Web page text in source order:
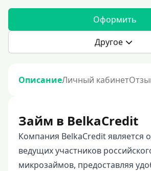
Оформить
Другое
ОписаниеЛичный кабинет
Займ в BelkaCredit
Компания BelkaCredit является
ведущих участников
микрозаймов, предоставляя